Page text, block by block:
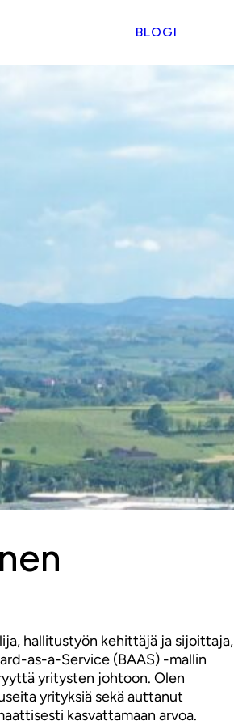
BLOGI
hallitustyön kehittäjä ja sijoittaja,
as-a-Service (BAAS) -mallin
yritysten johtoon. Olen
yrityksiä sekä auttanut
kasvattamaan arvoa.